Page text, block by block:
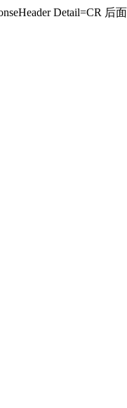
Detail=CR 后